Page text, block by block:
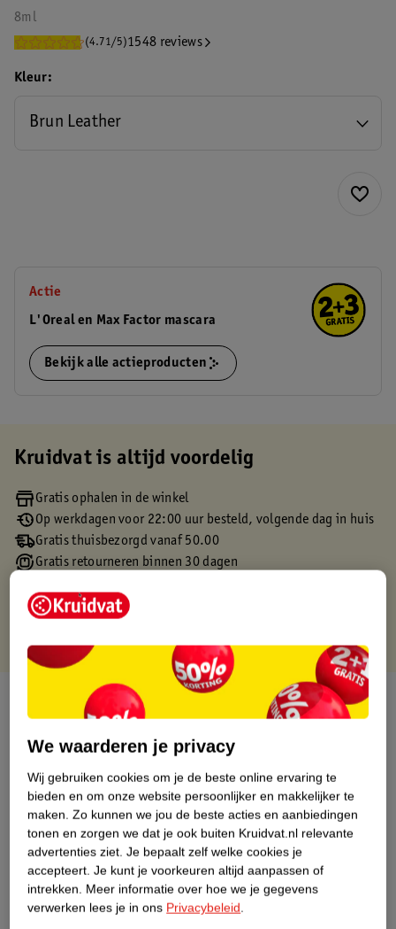
8ml
(4.71/5)1548 reviews
Kleur
Brun Leather
Actie
L'Oreal en Max Factor mascara
Bekijk alle actieproducten
Kruidvat is altijd voordelig
Gratis ophalen in de winkel
Op werkdagen voor 22:00 uur besteld, volgende dag in huis
Gratis thuisbezorgd vanaf 50.00
Gratis retourneren binnen 30 dagen
Over dit product
Productinformatie
Etiketinformatie
Nature Impact Score
Dit product heeft (nog) geen Nature
Impact Score.
Meer informatie
We waarderen je privacy
Wij gebruiken cookies om je de beste online ervaring te
bieden en om onze website persoonlijker en makkelijker te
maken. Zo kunnen we jou de beste acties en aanbiedingen
tonen en zorgen we dat je ook buiten Kruidvat.nl relevante
advertenties ziet. Je bepaalt zelf welke cookies je
accepteert. Je kunt je voorkeuren altijd aanpassen of
intrekken. Meer informatie over hoe we je gegevens
verwerken lees je in ons Privacybeleid.